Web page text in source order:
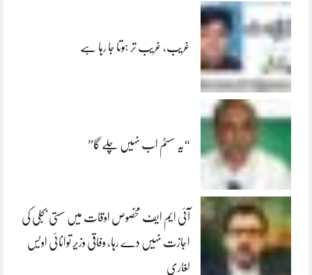
غریب، غریب تر ہوتا جا رہا ہے
“یہ سسٹم اب نہیں چلے گا”
آئی ایم ایف مخصوص اوقات میں سستی بجلی کی
اجازت نہیں دے رہا، وفاقی وزیر توانائی اویس
لغاری